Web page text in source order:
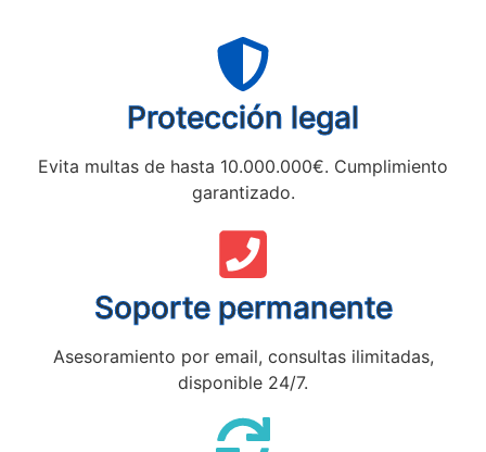
Protección legal
Evita multas de hasta 10.000.000€. Cumplimiento
garantizado.
Soporte permanente
Asesoramiento por email, consultas ilimitadas,
disponible 24/7.